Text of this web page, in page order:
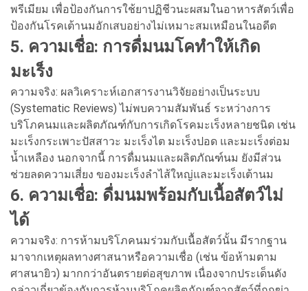
พรีเมียม เพื่อป้องกันการใช้ยาปฏิชีวนะผสมในอาหารสัตว์เพื่อ
ป้องกันโรคเต้านมอักเสบอย่างไม่เหมาะสมเหมือนในอดีต
5. ความเชื่อ: การดื่มนมโคทำให้เกิด
มะเร็ง
ความจริง: ผลวิเคราะห์เอกสารงานวิจัยอย่างเป็นระบบ
(Systematic Reviews) ไม่พบความสัมพันธ์ ระหว่างการ
บริโภคนมและผลิตภัณฑ์กับการเกิดโรคมะเร็งหลายชนิด เช่น
มะเร็งกระเพาะปัสสาวะ มะเร็งไต มะเร็งปอด และมะเร็งต่อม
น้ำเหลือง นอกจากนี้ การดื่มนมและผลิตภัณฑ์นม ยังมีส่วน
ช่วยลดความเสี่ยง ของมะเร็งลำไส้ใหญ่และมะเร็งเต้านม
6. ความเชื่อ: ดื่มนมพร้อมกับเนื้อสัตว์ไม่
ได้
ความจริง: การห้ามบริโภคนมร่วมกับเนื้อสัตว์นั้น มีรากฐาน
มาจากเหตุผลทางศาสนาหรือความเชื่อ (เช่น ข้อห้ามตาม
ศาสนายิว) มากกว่าอันตรายต่อสุขภาพ เนื่องจากประเด็นดัง